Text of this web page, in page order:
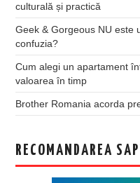
culturală și practică
Geek & Gorgeous NU este
confuzia?
Cum alegi un apartament
valoarea în timp
Brother Romania acorda
RECOMANDAREA